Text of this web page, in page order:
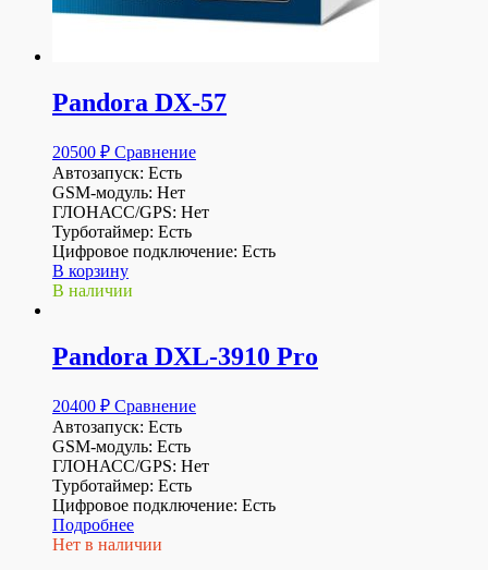
Pandora DX-57
20500 ₽ Сравнение
Автозапуск: Есть
GSM-модуль: Нет
ГЛОНАСС/GPS: Нет
Турботаймер: Есть
Цифровое подключение: Есть
В корзину
В наличии
Pandora DXL-3910 Pro
20400 ₽ Сравнение
Автозапуск: Есть
GSM-модуль: Есть
ГЛОНАСС/GPS: Нет
Турботаймер: Есть
Цифровое подключение: Есть
Подробнее
Нет в наличии